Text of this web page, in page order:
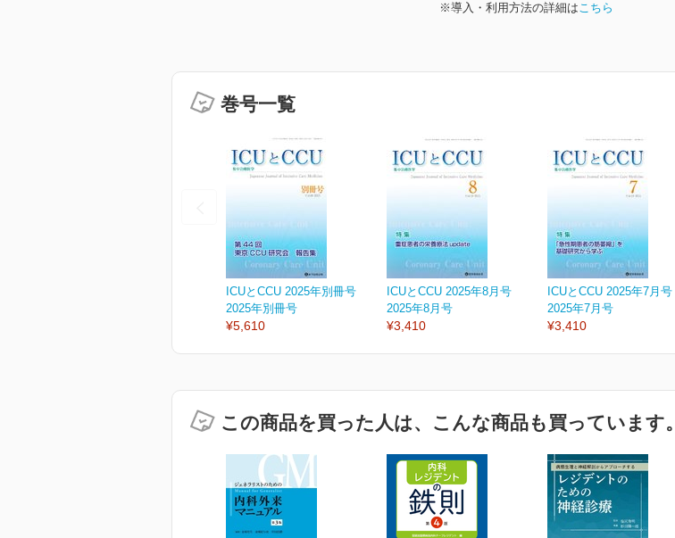
※導入・利用方法の詳細はこちら
巻号一覧
ICUとCCU 2025年別冊号
2025年別冊号
¥5,610
ICUとCCU 2025年8月号
2025年8月号
¥3,410
ICUとCCU 2025年7月号
2025年7月号
¥3,410
この商品を買った人は、こんな商品も買っています。